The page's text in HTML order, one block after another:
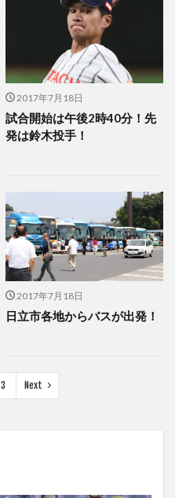
2017年7月18日
試合開始は午後2時40分！先
発は鈴木投手！
2017年7月18日
日立市各地からバスが出発！
3 Next